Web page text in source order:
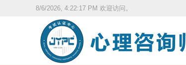
8/6/2026, 4:22:18 PM 欢迎访问。